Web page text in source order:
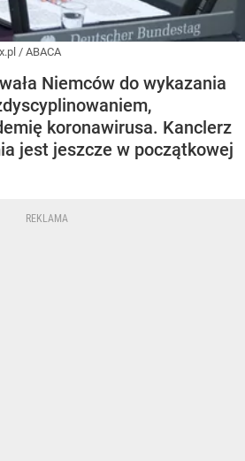
/ ABACA
Niemców do wykazania
koronawirusa. Kanclerz
jest jeszcze w początkowej